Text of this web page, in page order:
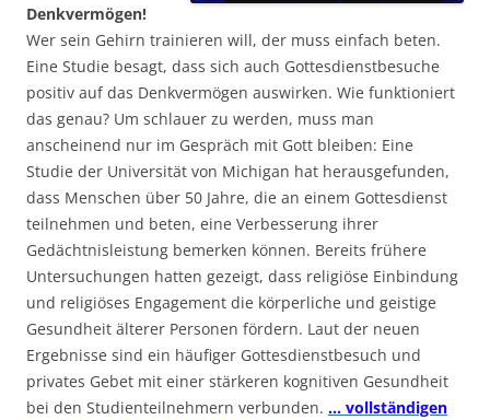
Denkvermögen!
Wer sein Gehirn trainieren will, der muss einfach beten.
Eine Studie besagt, dass sich auch Gottesdienstbesuche
positiv auf das Denkvermögen auswirken. Wie funktioniert
das genau? Um schlauer zu werden, muss man
anscheinend nur im Gespräch mit Gott bleiben: Eine
Studie der Universität von Michigan hat herausgefunden,
dass Menschen über 50 Jahre, die an einem Gottesdienst
teilnehmen und beten, eine Verbesserung ihrer
Gedächtnisleistung bemerken können. Bereits frühere
Untersuchungen hatten gezeigt, dass religiöse Einbindung
und religiöses Engagement die körperliche und geistige
Gesundheit älterer Personen fördern. Laut der neuen
Ergebnisse sind ein häufiger Gottesdienstbesuch und
privates Gebet mit einer stärkeren kognitiven Gesundheit
bei den Studienteilnehmern verbunden. … vollständigen